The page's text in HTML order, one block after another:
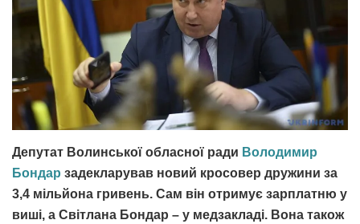
Депутат Волинської обласної ради Володимир
Бондар задекларував новий кросовер дружини за
3,4 мільйона гривень. Сам він отримує зарплатню у
виші, а Світлана Бондар – у медзакладі. Вона також